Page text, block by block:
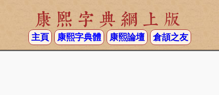
康熙字典網上版
主頁 康熙字典體 康熙論壇 倉頡之友